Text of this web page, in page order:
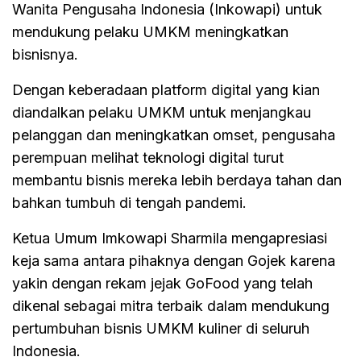
Wanita Pengusaha Indonesia (Inkowapi) untuk
mendukung pelaku UMKM meningkatkan
bisnisnya.
Dengan keberadaan platform digital yang kian
diandalkan pelaku UMKM untuk menjangkau
pelanggan dan meningkatkan omset, pengusaha
perempuan melihat teknologi digital turut
membantu bisnis mereka lebih berdaya tahan dan
bahkan tumbuh di tengah pandemi.
Ketua Umum Imkowapi Sharmila mengapresiasi
keja sama antara pihaknya dengan Gojek karena
yakin dengan rekam jejak GoFood yang telah
dikenal sebagai mitra terbaik dalam mendukung
pertumbuhan bisnis UMKM kuliner di seluruh
Indonesia.